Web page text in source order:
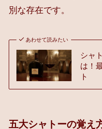
別な存在です。
あわせて読みたい
シャ
は！
ト
五大シャトーの覚え